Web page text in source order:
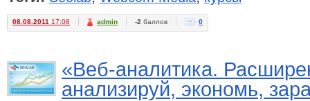
08.08.2011 17:08 admin -2 баллов 0
«Веб-аналитика.
анализируй, экономь,